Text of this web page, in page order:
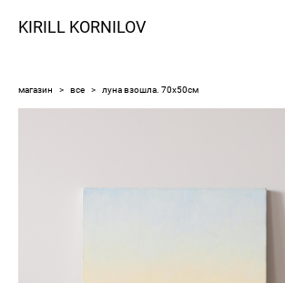
KIRILL KORNILOV
магазин > все > луна взошла. 70х50см